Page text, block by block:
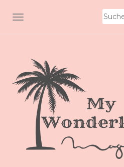
SCHALTE NAVIGATION